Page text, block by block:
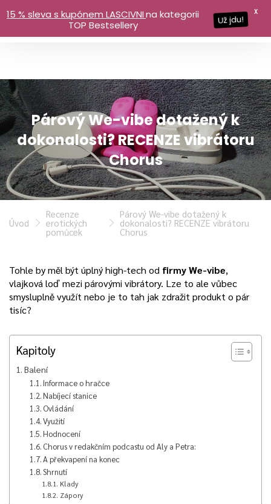
Párový We-vibe dotažený k
dokonalosti? RECENZE vibrátoru
Chorus
Úvod
Recenze
erotických
pomůcek
Párový We-vibe dotažený k
dokonalosti? RECENZE vibrátoru
Chorus
Tohle by měl být úplný high-tech od firmy We-vibe,
vlajková loď mezi párovými vibrátory. Lze to ale vůbec
smysluplně využít nebo je to tah jak zdražit produkt o pár
tisíc?
Kapitoly
Balení
Informace o hračce
Nabíjecí stanice
Ovládání
Využití
Hodnocení
Chorus v redakčním podcastu od Aly a Petra:
A překvapení na konec
Shrnutí
Klady
Zápory
15 % sleva s kupónem LASCIVNIna kategorii
TOP Bestsellery
Už jdu!
X